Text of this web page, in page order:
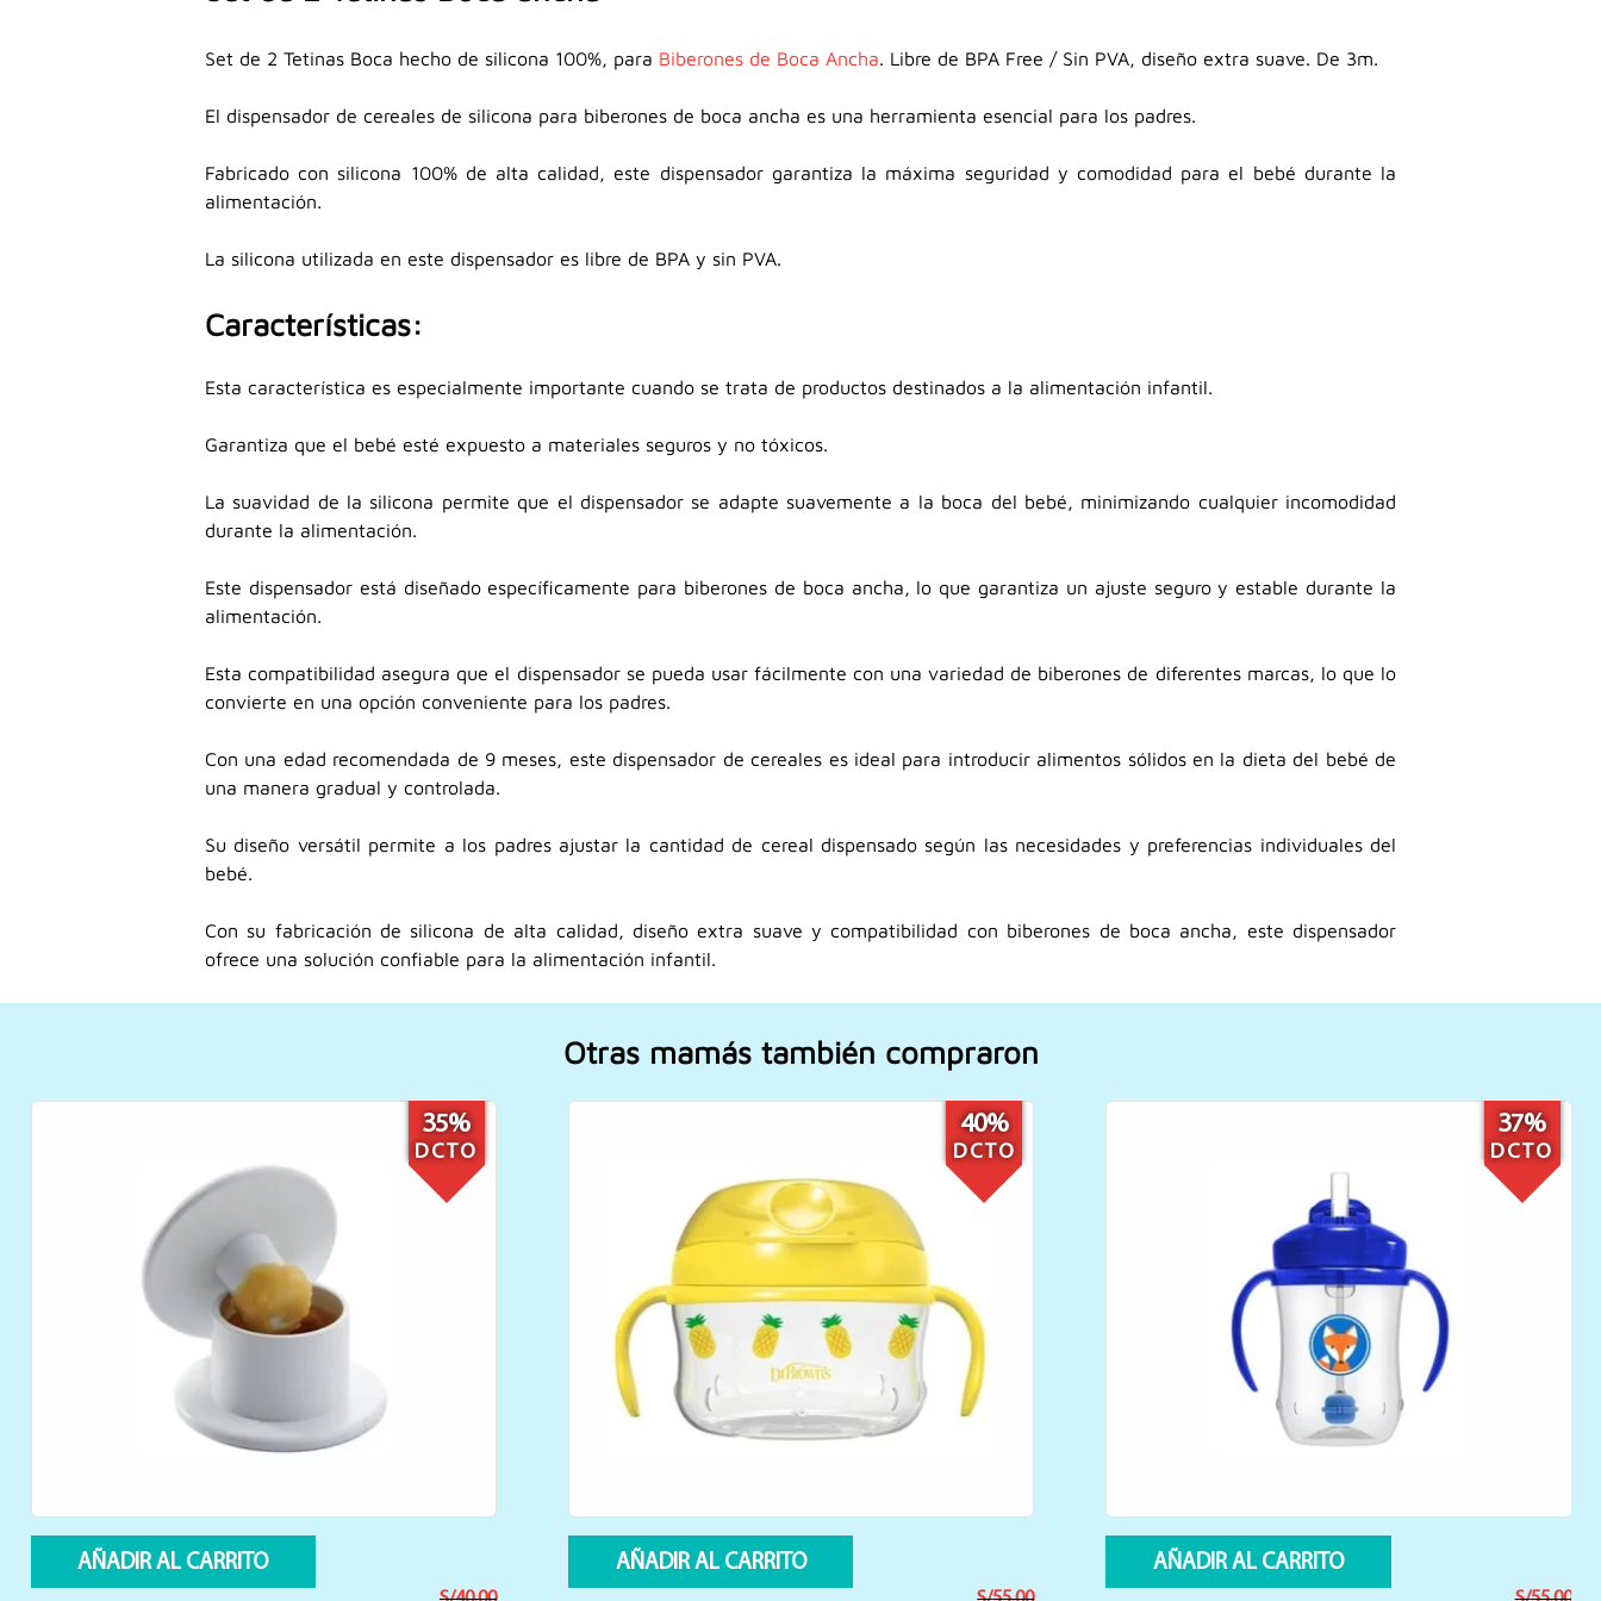
Set de 2 Tetinas Boca hecho de silicona 100%, para Biberones de Boca Ancha. Libre de BPA Free / Sin PVA, diseño extra suave. De 3m.
El dispensador de cereales de silicona para biberones de boca ancha es una herramienta esencial para los padres.
Fabricado con silicona 100% de alta calidad, este dispensador garantiza la máxima seguridad y comodidad para el bebé durante la
alimentación.
La silicona utilizada en este dispensador es libre de BPA y sin PVA.
Características:
Esta característica es especialmente importante cuando se trata de productos destinados a la alimentación infantil.
Garantiza que el bebé esté expuesto a materiales seguros y no tóxicos.
La suavidad de la silicona permite que el dispensador se adapte suavemente a la boca del bebé, minimizando cualquier incomodidad
durante la alimentación.
Este dispensador está diseñado específicamente para biberones de boca ancha, lo que garantiza un ajuste seguro y estable durante la
alimentación.
Esta compatibilidad asegura que el dispensador se pueda usar fácilmente con una variedad de biberones de diferentes marcas, lo que lo
convierte en una opción conveniente para los padres.
Con una edad recomendada de 9 meses, este dispensador de cereales es ideal para introducir alimentos sólidos en la dieta del bebé de
una manera gradual y controlada.
Su diseño versátil permite a los padres ajustar la cantidad de cereal dispensado según las necesidades y preferencias individuales del
bebé.
Con su fabricación de silicona de alta calidad, diseño extra suave y compatibilidad con biberones de boca ancha, este dispensador
ofrece una solución confiable para la alimentación infantil.
Otras mamás también compraron
38%
DCTO
AÑADIR AL CARRITO
8%
DCTO
AÑADIR AL CARRITO
34%
DCTO
AÑADIR AL CARRITO